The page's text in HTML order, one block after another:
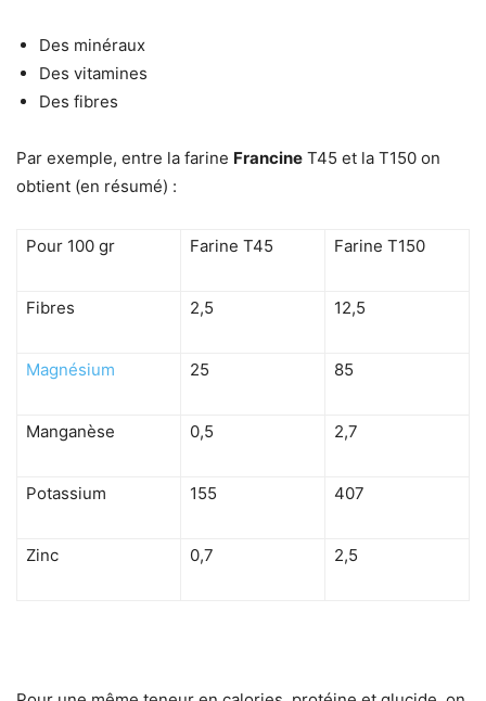
Des minéraux
Des vitamines
Des fibres
Par exemple, entre la farine Francine T45 et la T150 on
obtient (en résumé) :
Pour 100 gr Farine T45 Farine T150
Fibres 2,5 12,5
Magnésium 25 85
Manganèse 0,5 2,7
Potassium 155 407
Zinc 0,7 2,5